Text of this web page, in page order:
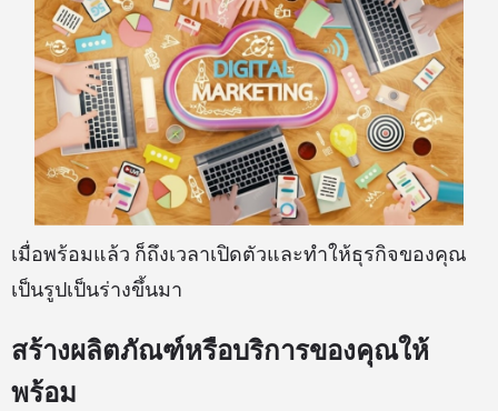
เมื่อพร้อมแล้ว ก็ถึงเวลาเปิดตัวและทำให้ธุรกิจของคุณ
เป็นรูปเป็นร่างขึ้นมา
สร้างผลิตภัณฑ์หรือบริการของคุณให้
พร้อม